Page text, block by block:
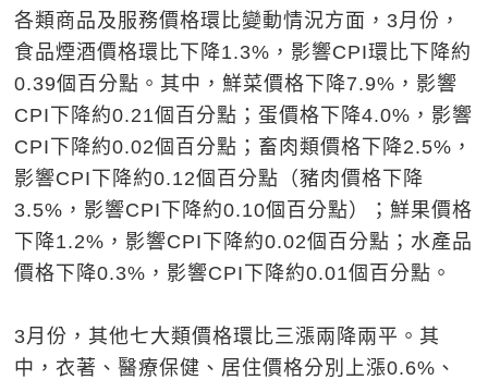
各類商品及服務價格環比變動情況方面，3月份，
食品煙酒價格環比下降1.3%，影響CPI環比下降約
0.39個百分點。其中，鮮菜價格下降7.9%，影響
CPI下降約0.21個百分點；蛋價格下降4.0%，影響
CPI下降約0.02個百分點；畜肉類價格下降2.5%，
影響CPI下降約0.12個百分點（豬肉價格下降
3.5%，影響CPI下降約0.10個百分點）；鮮果價格
下降1.2%，影響CPI下降約0.02個百分點；水產品
價格下降0.3%，影響CPI下降約0.01個百分點。
3月份，其他七大類價格環比三漲兩降兩平。其
中，衣著、醫療保健、居住價格分別上漲0.6%、